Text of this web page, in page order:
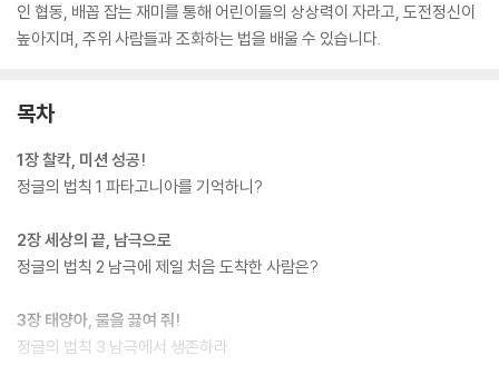
인 협동, 배꼽 잡는 재미를 통해 어린이들의 상상력이 자라고, 도전정신이
높아지며, 주위 사람들과 조화하는 법을 배울 수 있습니다.
목차
1장 찰칵, 미션 성공!
정글의 법칙 1 파타고니아를 기억하니?
2장 세상의 끝, 남극으로
정글의 법칙 2 남극에 제일 처음 도착한 사람은?
3장 태양아, 물을 끓여 줘!
정글의 법칙 3 남극에서 생존하라